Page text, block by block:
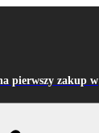
pierwszy zakup w